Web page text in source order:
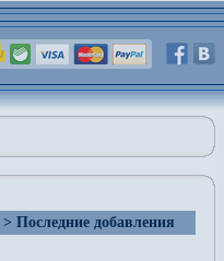
> Последние добавления